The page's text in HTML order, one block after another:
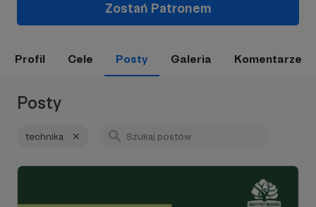
Zostań Patronem
Profil Cele Posty Galeria Komentarze
Posty
technika